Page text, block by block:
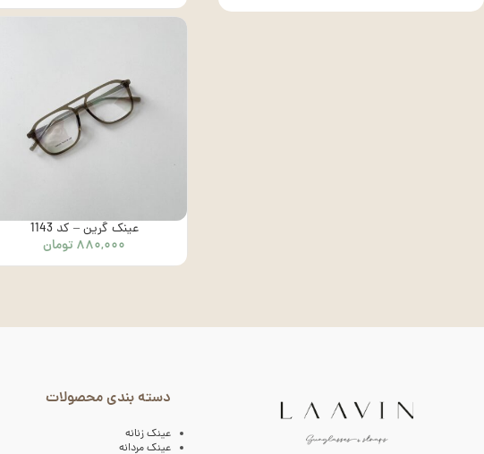
عینک گرین – کد 1143
۸۸۰,۰۰۰ تومان
دسته بندی محصولات
عینک زنانه
عینک مردانه